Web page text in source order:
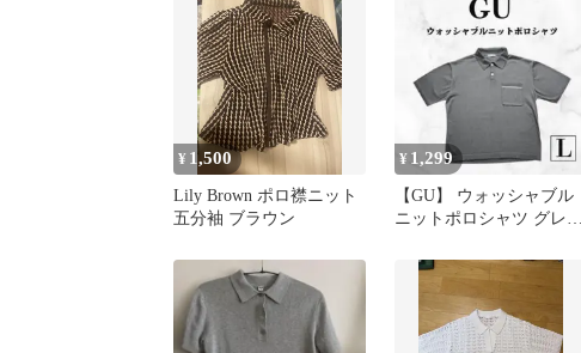
¥ 1,500
Lily Brown ポロ襟ニット
五分袖 ブラウン
¥ 1,299
【GU】 ウォッシャブル
ニットポロシャツ グレー